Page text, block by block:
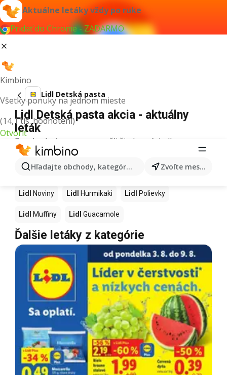
Aktuálne letáky vždy po ruke
Pridať do Chrome - ZADARMO
Kimbino
Všetky ponuky na jednom mieste
(14,1 tis. hodnotení)
Otvoriť
Hľadajte obchody, kategórie, produkty... Zvoľte mesto
Lidl Detská pasta
Lidl Detská pasta akcia - aktuálny
leták
Pre daný výraz sme nenašli žiadne výsledky.
Ďalšie produkty v obchodoch Lidl
Lidl Kapor Ashwagandha Nintendo Switch
Lidl Noviny Lidl Hurmikaki Lidl Polievky
Lidl Muffiny Lidl Guacamole
Ďalšie letáky z kategórie